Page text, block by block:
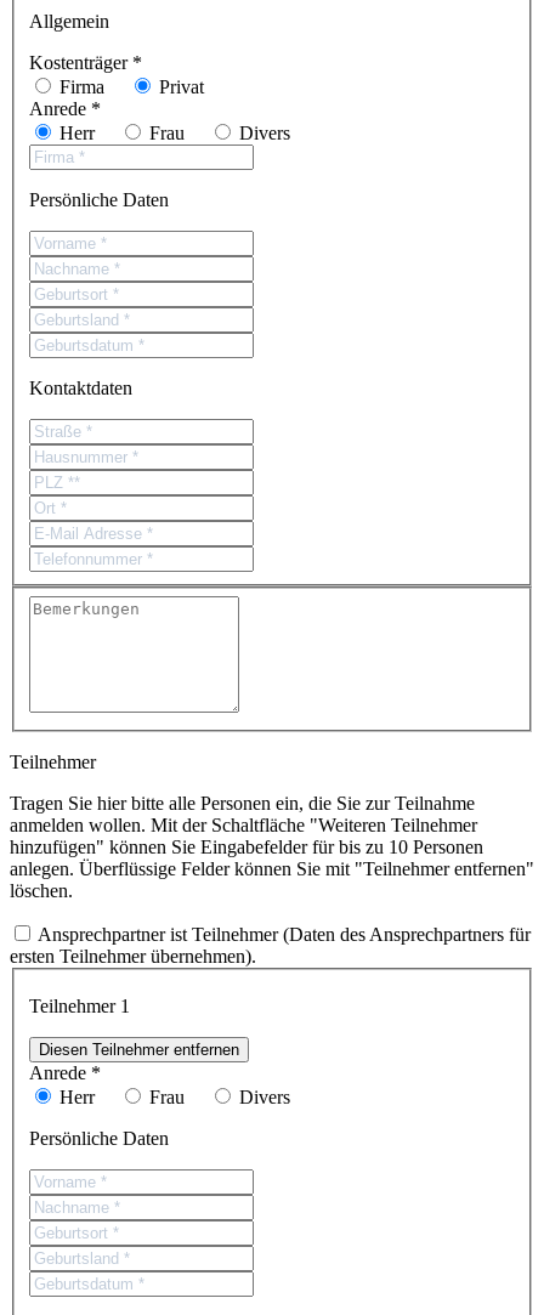
Allgemein
Kostenträger *
Firma
Privat
Anrede *
Herr
Frau Divers
Persönliche Daten
Kontaktdaten
Teilnehmer
Tragen Sie hier bitte alle Personen ein, die Sie zur Teilnahme
anmelden wollen. Mit der Schaltfläche "Weiteren Teilnehmer
hinzufügen" können Sie Eingabefelder für bis zu 10 Personen
anlegen. Überflüssige Felder können Sie mit "Teilnehmer entfernen"
löschen.
Ansprechpartner ist Teilnehmer (Daten des Ansprechpartners für
ersten Teilnehmer übernehmen).
Teilnehmer 1
Diesen Teilnehmer entfernen
Anrede *
Herr
Frau
Divers
Persönliche Daten